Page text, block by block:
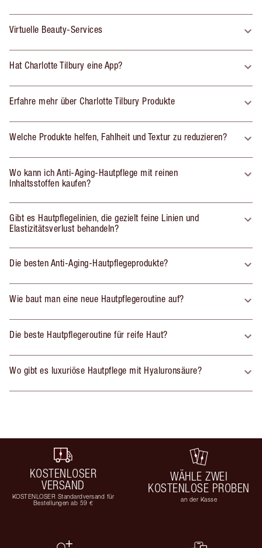
Virtuelle Beauty-Services
Hat Charlotte Tilbury eine App?
Erfahre mehr über Charlotte Tilbury Produkte
Welche Produkte helfen, Fahlheit und Textur zu reduzieren?
Wo kann ich Anti-Aging-Hautpflege mit reinen
Inhaltsstoffen kaufen?
Gibt es Hautpflegelinien, die gezielt feine Linien und
Elastizitätsverlust behandeln?
Die besten Anti-Aging-Hautpflegeprodukte?
Wie baut man eine neue Hautpflegeroutine auf?
Die beste Hautpflegeroutine für reife Haut?
Wo gibt es luxuriöse Hautpflege mit Hyaluronsäure?
KOSTENLOSER
VERSAND
KOSTENLOSER Standardversand für
Bestellungen ab 59 €
WÄHLE ZWEI
KOSTENLOSE PROBEN
an der Kasse